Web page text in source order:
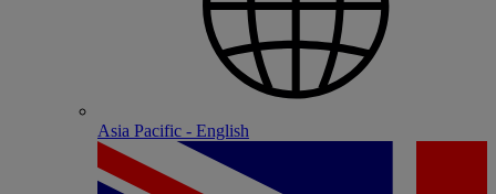
Asia Pacific - English